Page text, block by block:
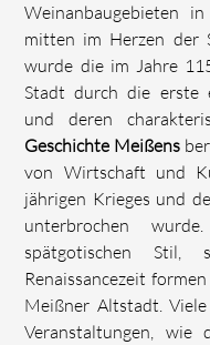
Weinanbaugebieten
mitten im Herzen der
wurde die im Jahre
Stadt durch die erste
und deren
Geschichte Meißens
von Wirtschaft und
jährigen Krieges und
unterbrochen
spätgotischen Stil,
Renaissancezeit
Meißner Altstadt.
Veranstaltungen,